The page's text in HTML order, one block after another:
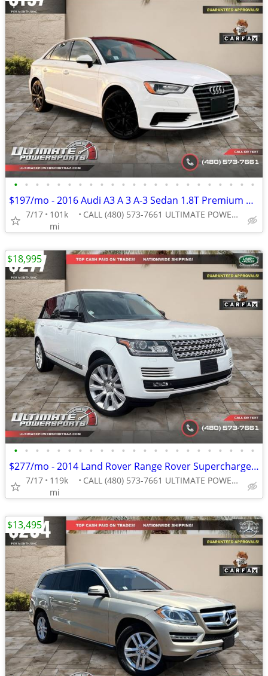
• • • • • • • • • • • • • • • • • • • • • • •
$197/mo - 2016 Audi A3 A 3 A-3 Sedan 1.8T Premium WE FINANCE ALL CREDI
7/17
101k
mi
CALL (480) 573-7661 ULTIMATE POWERSPORTS
• • • • • • • • • • • • • • • • • • • • • • •
$277/mo - 2014 Land Rover Range Rover Supercharged LWB WE FINANCE ALL
7/17
119k
mi
CALL (480) 573-7661 ULTIMATE POWERSPORTS
$18,995
$13,495